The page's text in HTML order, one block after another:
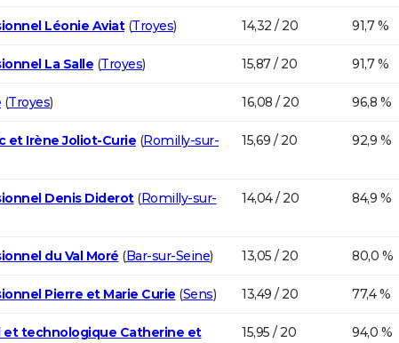
Léonie Aviat(Troyes) 14,32 / 20 91,7 %
La Salle (Troyes) 15,87 / 20 91,7 %
(Troyes) 16,08 / 20 96,8 %
et Irène Joliot-Curie (Romilly-sur-
15,69 / 20 92,9 %
Denis Diderot(Romilly-sur-
14,04 / 20 84,9 %
du Val Moré (Bar-sur-Seine) 13,05 / 20 80,0 %
Pierre et Marie Curie (Sens) 13,49 / 20 77,4 %
et technologique Catherine et
15,95 / 20 94,0 %